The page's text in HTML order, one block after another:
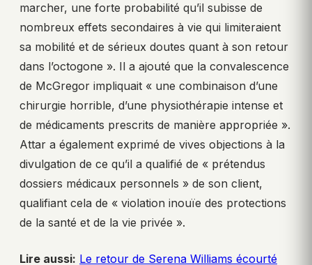
marcher, une forte probabilité qu’il subisse de
nombreux effets secondaires à vie qui limiteraient
sa mobilité et de sérieux doutes quant à son retour
dans l’octogone ». Il a ajouté que la convalescence
de McGregor impliquait « une combinaison d’une
chirurgie horrible, d’une physiothérapie intense et
de médicaments prescrits de manière appropriée ».
Attar a également exprimé de vives objections à la
divulgation de ce qu’il a qualifié de « prétendus
dossiers médicaux personnels » de son client,
qualifiant cela de « violation inouïe des protections
de la santé et de la vie privée ».
Lire aussi: Le retour de Serena Williams écourté